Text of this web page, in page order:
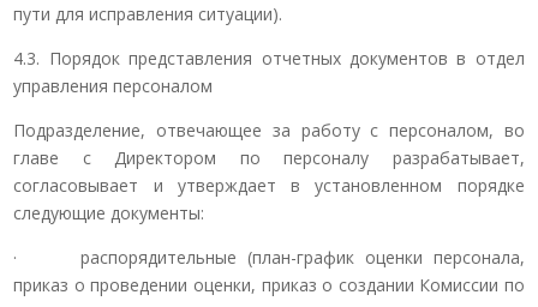
пути для исправления ситуации).
4.3. Порядок представления отчетных документов в отдел
управления персоналом
Подразделение, отвечающее за работу с персоналом, во
главе с Директором по персоналу разрабатывает,
согласовывает и утверждает в установленном порядке
следующие документы:
· распорядительные (план-график оценки персонала,
приказ о проведении оценки, приказ о создании Комиссии по